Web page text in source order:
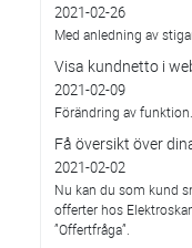
2021-02-26
Med anledning av
Visa kundnetto i
2021-02-09
Förändring av funktion.
Få översikt över
2021-02-02
Nu kan du som kund
offerter hos
”Offertfråga”.